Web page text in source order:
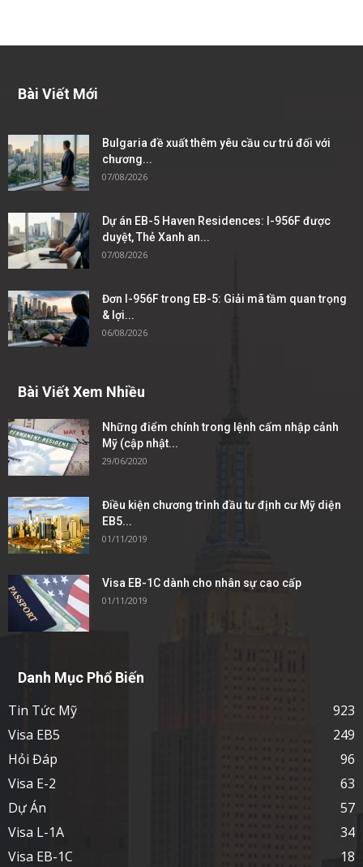
Bài Viết Mới
Bulgaria đề xuất thêm yêu cầu cư trú đối với
chương...
07/08/2026
Dự án EB-5 Haven Residences: I-956F được
duyệt, Thẻ Xanh an...
07/08/2026
Đơn I-956F trong EB-5: Giải mã tầm quan trọng
& lợi...
06/08/2026
Bài Viết Xem Nhiều
Những điểm chính trong lệnh cấm nhập cảnh
Mỹ (cập nhật...
29/06/2020
Điều kiện chương trình đầu tư định cư Mỹ diện
EB5...
01/11/2019
Visa EB-1C dành cho nhân sự cao cấp
01/11/2019
Danh Mục Phổ Biến
Tin Tức Mỹ
923
Visa EB5
249
Hỏi Đáp
96
Visa E-2
63
Dự Án
57
Visa L-1A
34
Visa EB-1C
18